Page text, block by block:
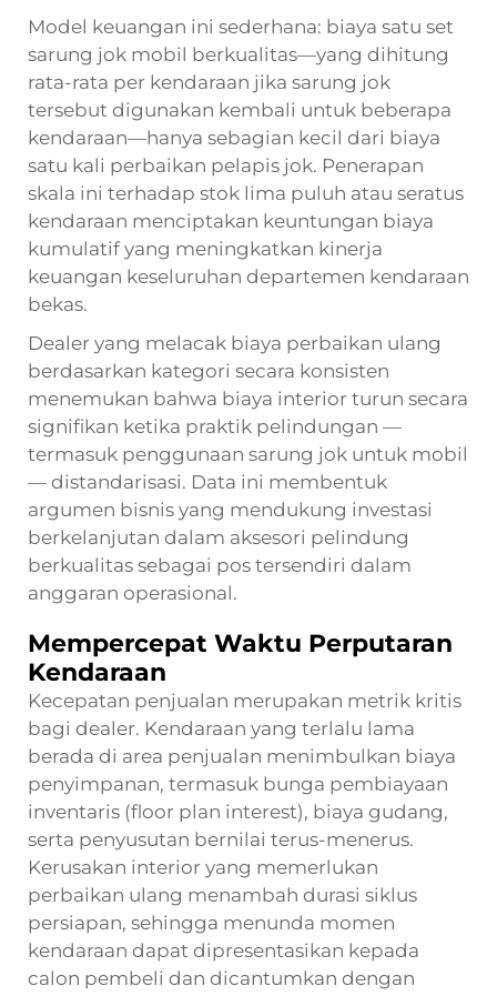
Model keuangan ini sederhana: biaya satu set
sarung jok mobil berkualitas—yang dihitung
rata-rata per kendaraan jika sarung jok
tersebut digunakan kembali untuk beberapa
kendaraan—hanya sebagian kecil dari biaya
satu kali perbaikan pelapis jok. Penerapan
skala ini terhadap stok lima puluh atau seratus
kendaraan menciptakan keuntungan biaya
kumulatif yang meningkatkan kinerja
keuangan keseluruhan departemen kendaraan
bekas.
Dealer yang melacak biaya perbaikan ulang
berdasarkan kategori secara konsisten
menemukan bahwa biaya interior turun secara
signifikan ketika praktik pelindungan —
termasuk penggunaan sarung jok untuk mobil
— distandarisasi. Data ini membentuk
argumen bisnis yang mendukung investasi
berkelanjutan dalam aksesori pelindung
berkualitas sebagai pos tersendiri dalam
anggaran operasional.
Mempercepat Waktu Perputaran
Kendaraan
Kecepatan penjualan merupakan metrik kritis
bagi dealer. Kendaraan yang terlalu lama
berada di area penjualan menimbulkan biaya
penyimpanan, termasuk bunga pembiayaan
inventaris (floor plan interest), biaya gudang,
serta penyusutan bernilai terus-menerus.
Kerusakan interior yang memerlukan
perbaikan ulang menambah durasi siklus
persiapan, sehingga menunda momen
kendaraan dapat dipresentasikan kepada
calon pembeli dan dicantumkan dengan